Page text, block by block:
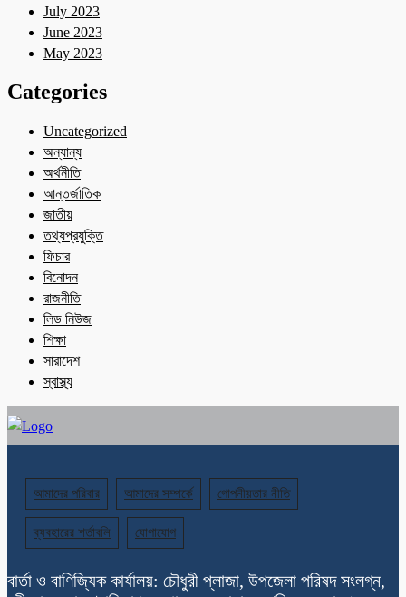
July 2023
June 2023
May 2023
Categories
Uncategorized
অন্যান্য
অর্থনীতি
আন্তর্জাতিক
জাতীয়
তথ্যপ্রযুক্তি
ফিচার
বিনোদন
রাজনীতি
লিড নিউজ
শিক্ষা
সারাদেশ
স্বাস্থ্য
আমাদের পরিবার আমাদের সম্পর্কে গোপনীয়তার নীতি
ব্যবহারের শর্তাবলি যোগাযোগ
বার্তা ও বাণিজ্যিক কার্যালয়: চৌধুরী প্লাজা, উপজেলা পরিষদ সংলগ্ন,